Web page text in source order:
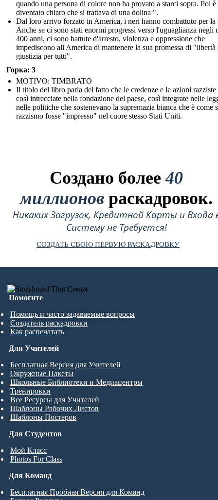
quando una persona di colore non ha provato a starci sopra. Poi è
diventato chiaro che si trattava di una dolina ".
Dal loro arrivo forzato in America, i neri hanno combattuto per la
Anche se ci sono stati enormi progressi verso l'uguaglianza negli
400 anni, ci sono battute d'arresto, violenza e oppressione che
impediscono all'America di mantenere la sua promessa di "libertà
giustizia per tutti".
Горка: 3
MOTIVO: TIMBRATO
Il titolo del libro parla del fatto che le credenze e le azioni razziste
così intrecciate nella fondazione del paese, così integrate nelle
nelle politiche che sostenevano la supremazia bianca che è come
razzismo fosse "impresso" nel cuore stesso Stati Uniti.
Создано более40
миллионов раскадровок.
Никаких Загрузок, Кредитной Карты и Входа
Систему не Требуется!
СОЗДАТЬ СВОЮ ПЕРВУЮ РАСКАДРОВКУ
Помогите
Помощь и часто задаваемые вопросы
Создатель раскадровки
Как распечатать
Для Студентов
Мой Класс
Photos For Class
Для Учителей
Бесплатная Версия для Учителей
Окружные Пакеты
Школьные Библиотеки и Медиацентры
Тренировки
Все Ресурсы для Учителей
Шаблоны Рабочих Листов
Шаблоны Постеров
Для Команд
Бесплатная Пробная Версия для Команд